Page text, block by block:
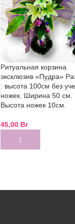
Ритуальная корзина
эксклюзив «Пудра»
: высота 100см без
ножек. Ширина 50 см.
Высота ножек 10см.
45,00 Br
ADD TO CART